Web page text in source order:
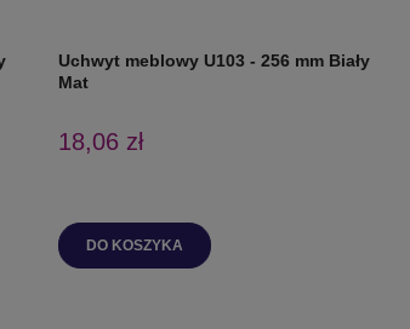
Uchwyt meblowy U103 - 256 mm Biały
Mat
18,06 zł
DO KOSZYKA